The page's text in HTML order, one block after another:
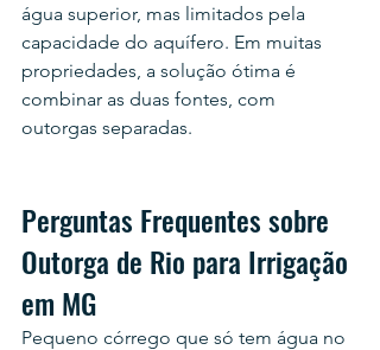
água superior, mas limitados pela
capacidade do aquífero. Em muitas
propriedades, a solução ótima é
combinar as duas fontes, com
outorgas separadas.
Perguntas Frequentes sobre
Outorga de Rio para Irrigação
em MG
Pequeno córrego que só tem água no